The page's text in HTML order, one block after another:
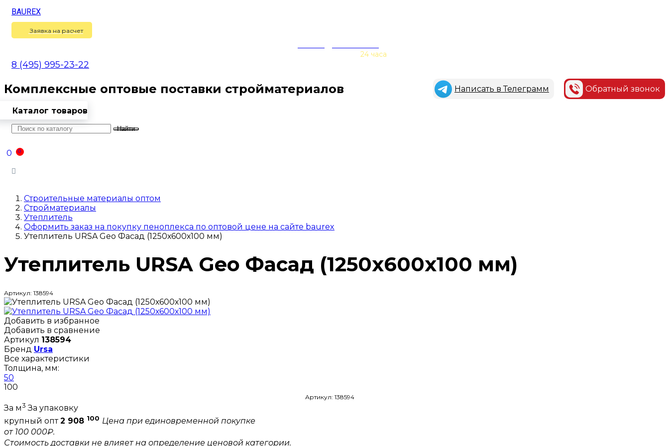
BAUREX
Заявка на расчет
24 часа
8 (495) 995-23-22
Комплексные оптовые поставки стройматериалов Написать в Телеграмм Обратный звонок
Каталог товаров
Найти
0
0
Строительные материалы оптом
Стройматериалы
Утеплитель
Оформить заказ на покупку пеноплекса по оптовой цене на сайте baurex
Утеплитель URSA Geo Фасад (1250х600х100 мм)
Утеплитель URSA Geo Фасад (1250х600х100 мм)
Артикул: 138594
Добавить в избранное
Добавить в сравнение
Артикул 138594
Бренд Ursa
Все характеристики
Толщина, мм:
50
100
Артикул: 138594
За м3 За упаковку
крупный опт 2 908 100 Цена при единовременной покупке
от 100 000₽.
Стоимость доставки не влияет на определение ценовой категории.